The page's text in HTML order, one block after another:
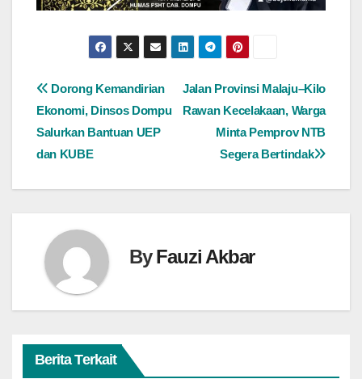
Navigasi
pos
Jalan Provinsi Malaju–Kilo
Rawan Kecelakaan, Warga
Minta Pemprov NTB
Segera Bertindak
Dorong Kemandirian
Ekonomi, Dinsos Dompu
Salurkan Bantuan UEP
dan KUBE
ByFauzi Akbar
Berita Terkait